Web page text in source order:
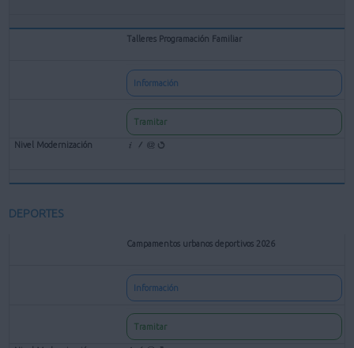
Talleres Programación Familiar
Información
Tramitar
DEPORTES
Campamentos urbanos deportivos 2026
Información
Tramitar